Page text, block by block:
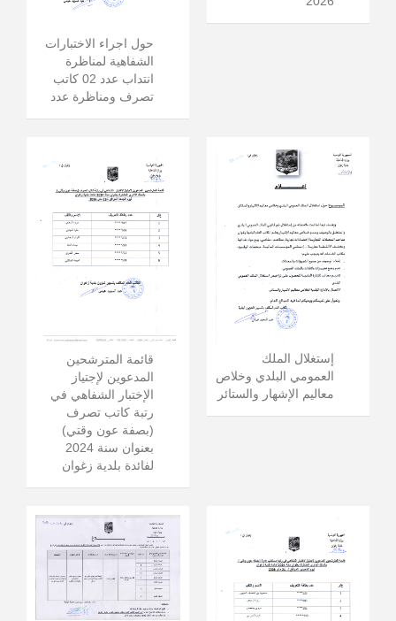
حول اجراء الاختبارات
الشفاهية لمناظرة
انتداب عدد 02 كاتب
تصرف ومناظرة عدد
إستغلال الملك
العمومي البلدي وخلاص
معاليم الإشهار والستائر
قائمة المترشحين
المدعوين لإجتياز
الإختبار الشفاهي في
رتبة كاتب تصرف
(بصفة عون وقتي)
بعنوان سنة 2024
لفائدة بلدية زغوان